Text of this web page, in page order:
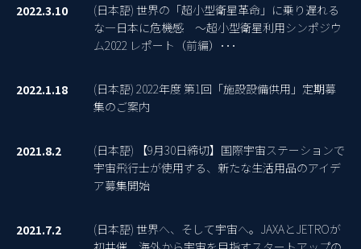
2022.3.10
(日本語) 世界の「超小型衛星革命」に乗り遅れる
な―日本に危機感 ～超小型衛星利用シンポジウ
ム2022 レポート（前編）･･･
2022.1.18
(日本語) 2022年度 第1回「施設設備供用」定期募
集のご案内
2021.8.2
(日本語) 【9月30日締切】国際宇宙ステーションで
宇宙飛行士が使用する、新たな生活用品のアイデ
ア募集開始
2021.7.2
(日本語) 世界へ、そして宇宙へ。JAXAとJETROが